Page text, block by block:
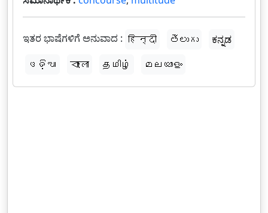
ಇತರ ಭಾಷೆಗಳಿಗೆ ಅನುವಾದ : हिन्दी తెలుగు
ಕನ್ನಡ
ଓଡ଼ିଆ
বাংলা தமிழ் മലയാളം